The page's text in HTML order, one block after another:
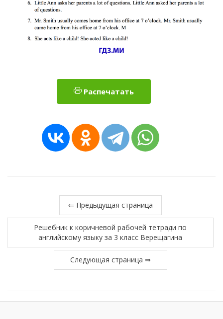
Распечатать
⇐ Предыдущая страница
Решебник к коричневой рабочей тетради по
английскому языку за 3 класс Верещагина
Следующая страница ⇒